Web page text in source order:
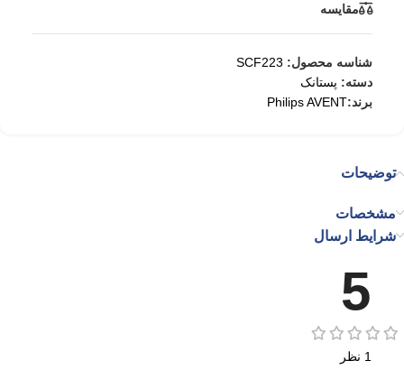
مقایسه
شناسه محصول: SCF223
دسته: پستانک
برند:Philips AVENT
توضیحات
مشخصات
شرایط ارسال
5
1 نظر